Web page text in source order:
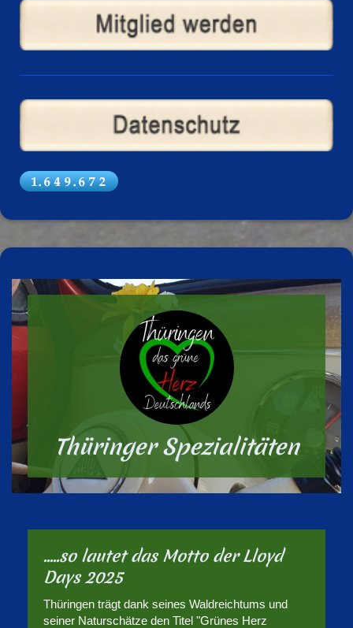
Thüringer Spezialitäten
.....so lautet das Motto der Lloyd
Days 2025
Thüringen trägt dank seines Waldreichtums und
seiner Naturschätze den Titel "Grünes Herz